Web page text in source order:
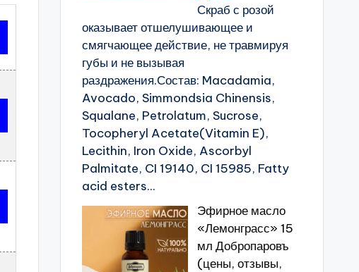
Скраб с розой
оказывает отшелушивающее и
смягчающее действие, не травмируя
губы и не вызывая
раздражения.Состав: Macadamia,
Avocado, Simmondsia Chinensis,
Squalane, Petrolatum, Sucrose,
Tocopheryl Acetate(Vitamin E),
Lecithin, Iron Oxide, Ascorbyl
Palmitate, CI 19140, CI 15985, Fatty
acid esters...
Эфирное масло
«Лемонграсс» 15
мл Добропаровъ
(цены, отзывы,